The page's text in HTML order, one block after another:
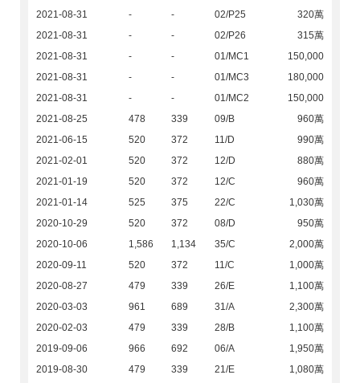
2021-08-31
- - 02/P25
320萬
2021-08-31
- - 02/P26
315萬
2021-08-31
- - 01/MC1
150,000
2021-08-31
- - 01/MC3
180,000
2021-08-31
- - 01/MC2
150,000
2021-08-25
478 339 09/B
960萬
2021-06-15
520 372 11/D
990萬
2021-02-01
520 372 12/D
880萬
2021-01-19
520 372 12/C
960萬
2021-01-14
525 375 22/C
1,030萬
2020-10-29
520 372 08/D
950萬
2020-10-06
1,586 1,134 35/C
2,000萬
2020-09-11
520 372 11/C
1,000萬
2020-08-27
479 339 26/E
1,100萬
2020-03-03
961 689 31/A
2,300萬
2020-02-03
479 339 28/B
1,100萬
2019-09-06
966 692 06/A
1,950萬
2019-08-30
479 339 21/E
1,080萬